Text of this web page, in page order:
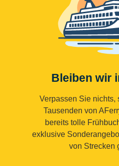
Bleiben
Verpassen Sie nichts,
Tausenden von
bereits tolle
exklusive
von Strecken